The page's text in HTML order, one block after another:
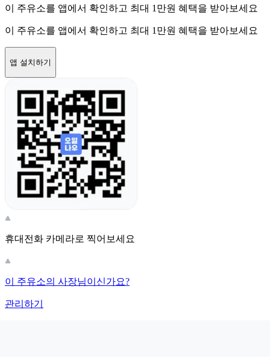
이 주유소를 앱에서 확인하고 최대 1만원 혜택을 받아보세요
이 주유소를 앱에서 확인하고 최대 1만원 혜택을 받아보세요
앱 설치하기
휴대전화 카메라로 찍어보세요
이 주유소의 사장님이신가요?
관리하기